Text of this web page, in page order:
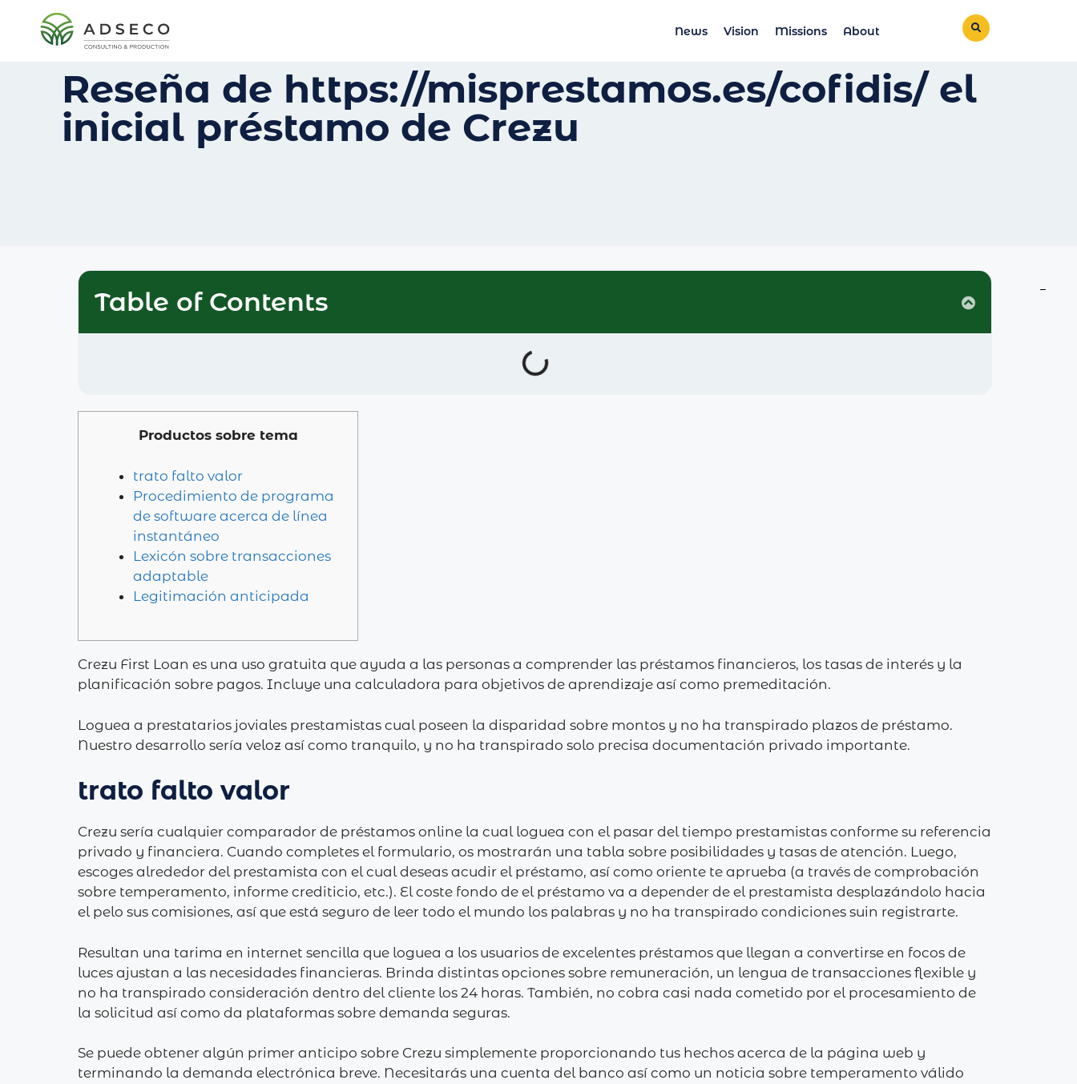
News Vision Missions About
Reseña de https://misprestamos.es/cofidis/ el
inicial préstamo de Crezu
Table of Contents
Productos sobre tema
trato falto valor
Procedimiento de programa
de software acerca de línea
instantáneo
Lexicón sobre transacciones
adaptable
Legitimación anticipada
Crezu First Loan es una uso gratuita que ayuda a las personas a comprender las préstamos financieros, los tasas de interés y la
planificación sobre pagos. Incluye una calculadora para objetivos de aprendizaje así­ como premeditación.
Loguea a prestatarios joviales prestamistas cual poseen la disparidad sobre montos y no ha transpirado plazos de préstamo.
Nuestro desarrollo serí­a veloz así­ como tranquilo, y no ha transpirado solo precisa documentación privado importante.
trato falto valor
Crezu serí­a cualquier comparador de préstamos online la cual loguea con el pasar del tiempo prestamistas conforme su referencia
privado y financiera. Cuando completes el formulario, os mostrarán una tabla sobre posibilidades y tasas de atención. Luego,
escoges alrededor del prestamista con el cual deseas acudir el préstamo, así­ como oriente te aprueba (a través de comprobación
sobre temperamento, informe crediticio, etc.). El coste fondo de el préstamo va a depender de el prestamista desplazándolo hacia
el pelo sus comisiones, así que está seguro de leer todo el mundo los palabras y no ha transpirado condiciones suin registrarte.
Resultan una tarima en internet sencilla que loguea a los usuarios de excelentes préstamos que llegan a convertirse en focos de
luces ajustan a las necesidades financieras. Brinda distintas opciones sobre remuneración, un lengua de transacciones flexible y
no ha transpirado consideración dentro del cliente los 24 horas. También, no cobra casi nada cometido por el procesamiento de
la solicitud así­ como da plataformas sobre demanda seguras.
Se puede obtener algún primer anticipo sobre Crezu simplemente proporcionando tus hechos acerca de la página web y
terminando la demanda electrónica breve. Necesitarás una cuenta del banco así­ como un noticia sobre temperamento válido